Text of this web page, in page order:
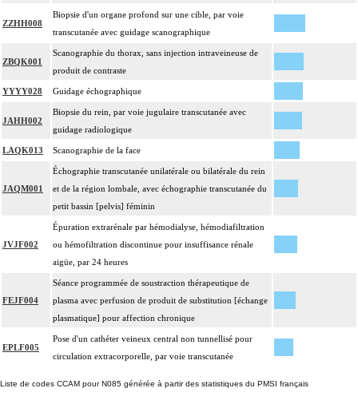
ZZHH008
Biopsie d'un organe profond sur une cible, par voie
transcutanée avec guidage scanographique
ZBQK001
Scanographie du thorax, sans injection intraveineuse de
produit de contraste
YYYY028 Guidage échographique
JAHH002
Biopsie du rein, par voie jugulaire transcutanée avec
guidage radiologique
LAQK013 Scanographie de la face
JAQM001
Échographie transcutanée unilatérale ou bilatérale du rein
et de la région lombale, avec échographie transcutanée du
petit bassin [pelvis] féminin
JVJF002
Épuration extrarénale par hémodialyse, hémodiafiltration
ou hémofiltration discontinue pour insuffisance rénale
aigüe, par 24 heures
FEJF004
Séance programmée de soustraction thérapeutique de
plasma avec perfusion de produit de substitution [échange
plasmatique] pour affection chronique
EPLF005
Pose d'un cathéter veineux central non tunnellisé pour
circulation extracorporelle, par voie transcutanée
Liste de codes CCAM pour N085 générée à partir des statistiques du PMSI français